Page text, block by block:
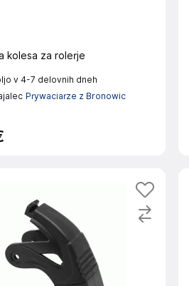
kolesa za rolerje
v 4-7 delovnih dneh
Prywaciarze z Bronowic